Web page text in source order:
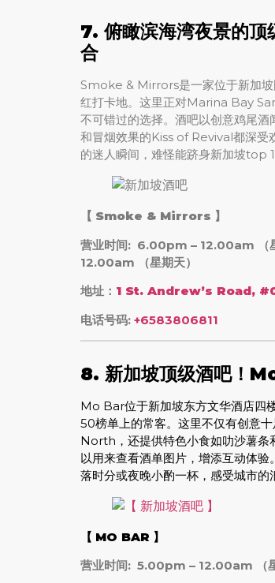
7.俯瞰滨海湾夜景的
合
Smoke & Mirrors是一家位于新加坡
红打卡地。这里正对Marina Bay
不可错过的选择。酒吧以创意鸡尾
和冒烟效果的Kiss of Revival都深受
的迷人瞬间，难怪能跻身新加坡top
【 Smoke & Mirrors 】
营业时间: 6.00pm – 12.00am （
12.00am （星期天）
地址： 1 St. Andrew’s Road,
电话号码: +6583806811
8. 新加坡顶级酒吧！
Mo Bar位于新加坡东方文华酒店四
50榜单上的常客。这里不仅有创意
North，还提供特色小食如叻沙薯条
以用来查看酒单图片，增添互动体
落时分或夜晚小酌一杯，感受城市
【 MO BAR 】
营业时间: 5.00pm – 12.00am （